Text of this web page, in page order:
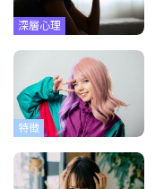
深層心理
特徴